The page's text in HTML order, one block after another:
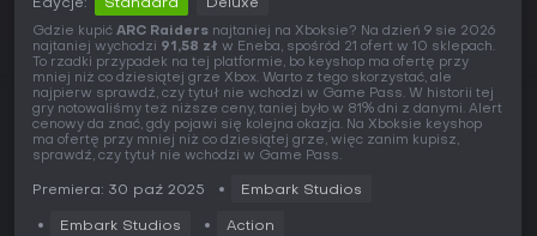
Edycje: Standard Deluxe
Gdzie kupić ARC Raiders najtaniej na Xboksie? Na dzień 9 sie 2026
najtaniej wychodzi 91,58 zł w Eneba, spośród 21 ofert w 10 sklepach.
To rzadki przypadek na tej platformie, bo keyshop ma ofertę przy
mniej niż co dziesiątej grze Xbox. Warto z tego skorzystać, ale
najpierw sprawdź, czy tytuł nie wchodzi w Game Pass. W historii tej
gry notowaliśmy też niższe ceny, taniej było w 81% dni z danymi. Alert
cenowy da znać, gdy pojawi się kolejna okazja. Na Xboksie keyshop
ma ofertę przy mniej niż co dziesiątej grze, więc zanim kupisz,
sprawdź, czy tytuł nie wchodzi w Game Pass.
Premiera: 30 paź 2025 Embark Studios
Embark Studios Action